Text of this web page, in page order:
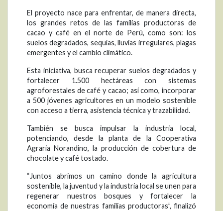
El proyecto nace para enfrentar, de manera directa,
los grandes retos de las familias productoras de
cacao y café en el norte de Perú, como son: los
suelos degradados, sequías, lluvias irregulares, plagas
emergentes y el cambio climático.
Esta iniciativa, busca recuperar suelos degradados y
fortalecer 1.500 hectáreas con sistemas
agroforestales de café y cacao; así como, incorporar
a 500 jóvenes agricultores en un modelo sostenible
con acceso a tierra, asistencia técnica y trazabilidad.
También se busca impulsar la industria local,
potenciando, desde la planta de la Cooperativa
Agraria Norandino, la producción de cobertura de
chocolate y café tostado.
“Juntos abrimos un camino donde la agricultura
sostenible, la juventud y la industria local se unen para
regenerar nuestros bosques y fortalecer la
economía de nuestras familias productoras”, finalizó